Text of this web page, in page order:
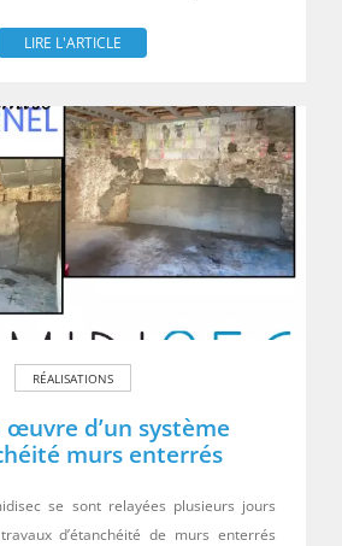
LIRE L'ARTICLE
RÉALISATIONS
œuvre d’un système
murs enterrés
se sont relayées plusieurs jours
d’étanchéité de murs enterrés